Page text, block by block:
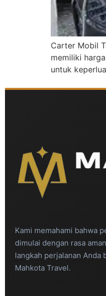
Carter Mobil
memiliki
untuk
Kami memahami bahwa
dimulai dengan rasa
langkah perjalanan Anda
Mahkota Travel.